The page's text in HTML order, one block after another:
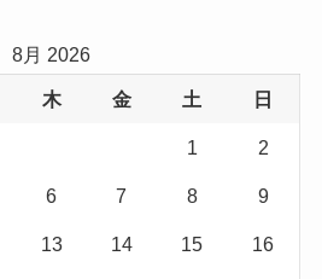
8月 2026
木 金 土 日
1 2
6 7 8 9
13 14 15 16